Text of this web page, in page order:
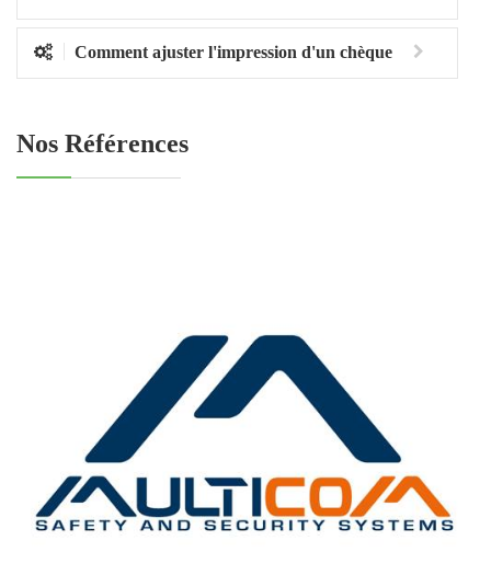
Comment ajuster l'impression d'un chèque
Nos Références